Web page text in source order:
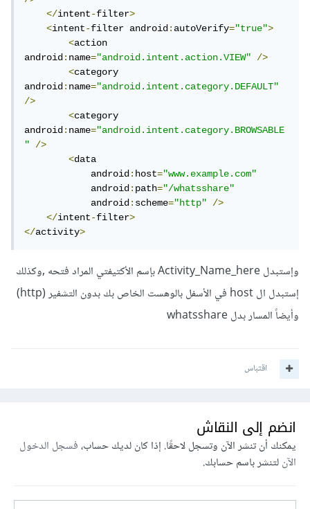
</intent-filter>
<intent-filter android:autoVerify="true">
<action
android:name="android.intent.action.VIEW"
/>
<category
android:name="android.intent.category.DEFAULT"
/>
<category
android:name="android.intent.category.BROWSABLE
"
/>
<data
            android
:host="www.example.com"
            android
:path="/whatsshare"
            android
:scheme="http"
/>
</intent-filter>
</activity>
وإستبدل Activity_Name_here بإسم الأكتيفتي المراد فتحه ,وكذلك
إستبدل ال host في الأسفل بالوهست الخاص بك بدون التشفير (http)
وأيضاً المسار بدل whatsshare
اقتباس
انضم إلى النقاش
يمكنك أن تنشر الآن وتسجل لاحقًا. إذا كان لديك حساب،فسجل الدخول
الآنلتنشر باسم حسابك.